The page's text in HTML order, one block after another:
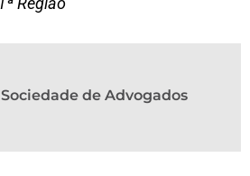
de Advogados